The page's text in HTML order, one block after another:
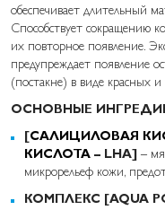
обеспечивает длительный
Способствует сокращению
их повторное появление.
предупреждает появление
(постакне) в виде красных
ОСНОВНЫЕ
[САЛИЦИЛОВАЯ
КИСЛОТА – LHA] –
микрорельеф кожи,
КОМПЛЕКС [AQUA